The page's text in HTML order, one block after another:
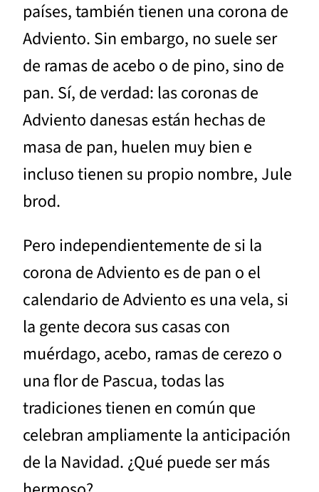
países, también tienen una corona de
Adviento. Sin embargo, no suele ser
de ramas de acebo o de pino, sino de
pan. Sí, de verdad: las coronas de
Adviento danesas están hechas de
masa de pan, huelen muy bien e
incluso tienen su propio nombre, Jule
brod.
Pero independientemente de si la
corona de Adviento es de pan o el
calendario de Adviento es una vela, si
la gente decora sus casas con
muérdago, acebo, ramas de cerezo o
una flor de Pascua, todas las
tradiciones tienen en común que
celebran ampliamente la anticipación
de la Navidad. ¿Qué puede ser más